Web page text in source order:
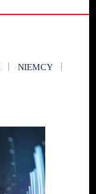
NIEMCY